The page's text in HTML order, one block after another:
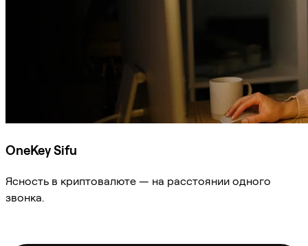
OneKey Sifu
Ясность в криптовалюте — на расстоянии одного
звонка.